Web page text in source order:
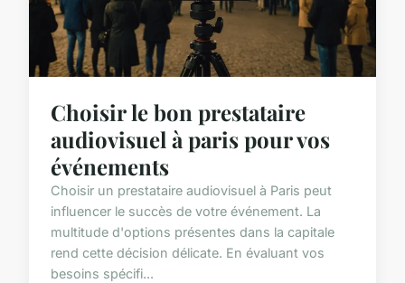
Choisir le bon prestataire
audiovisuel à paris pour vos
événements
Choisir un prestataire audiovisuel à Paris peut
influencer le succès de votre événement. La
multitude d'options présentes dans la capitale
rend cette décision délicate. En évaluant vos
besoins spécifi...